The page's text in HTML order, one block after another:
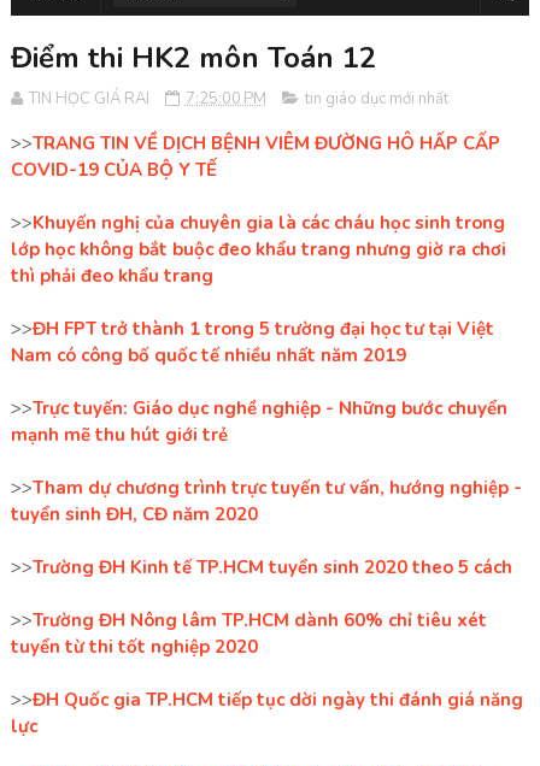
Điểm thi HK2 môn Toán 12
TIN HỌC GIÁ RAI 7:25:00 PM tin giáo dục mới nhất
>>TRANG TIN VỀ DỊCH BỆNH VIÊM ĐƯỜNG HÔ HẤP CẤP
COVID-19 CỦA BỘ Y TẾ
>>Khuyến nghị của chuyên gia là các cháu học sinh trong
lớp học không bắt buộc đeo khẩu trang nhưng giờ ra chơi
thì phải đeo khẩu trang
>>ĐH FPT trở thành 1 trong 5 trường đại học tư tại Việt
Nam có công bố quốc tế nhiều nhất năm 2019
>>Trực tuyến: Giáo dục nghề nghiệp - Những bước chuyển
mạnh mẽ thu hút giới trẻ
>>Tham dự chương trình trực tuyến tư vấn, hướng nghiệp -
tuyển sinh ĐH, CĐ năm 2020
>>Trường ĐH Kinh tế TP.HCM tuyển sinh 2020 theo 5 cách
>>Trường ĐH Nông lâm TP.HCM dành 60% chỉ tiêu xét
tuyển từ thi tốt nghiệp 2020
>>ĐH Quốc gia TP.HCM tiếp tục dời ngày thi đánh giá năng
lực